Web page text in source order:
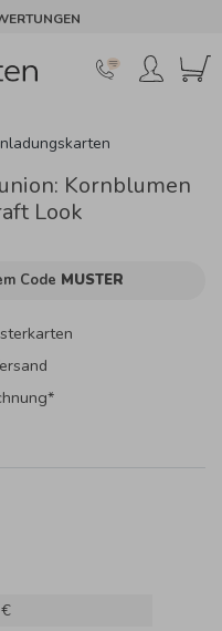
Kornblumen
Look
Code MUSTER